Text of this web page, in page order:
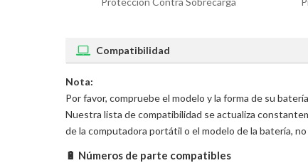
Compatibilidad
Nota:
Por favor, compruebe el modelo y la forma de su
Nuestra lista de compatibilidad se actualiza
de la computadora portátil o el modelo de la batería,
🔋 Números de parte compatibles